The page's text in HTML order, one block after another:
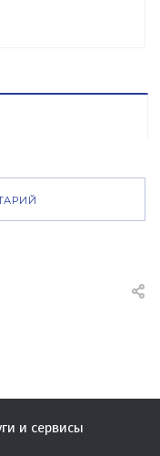
и сервисы